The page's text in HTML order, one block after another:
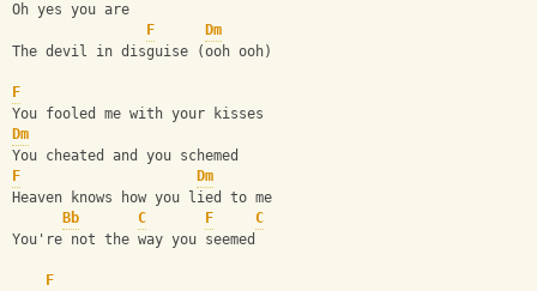
Oh yes you are
F
Dm
The devil in disguise (ooh ooh)
F
You fooled me with your kisses
Dm
You cheated and you schemed
F
Dm
Heaven knows how you lied to me
Bb
C F
C
You're not the way you seemed
F